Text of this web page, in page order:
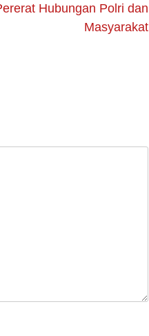
Hubungan Polri dan
Masyarakat